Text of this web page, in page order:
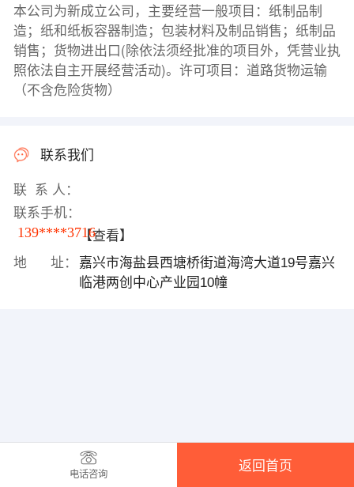
本公司为新成立公司，主要经营一般项目：纸制品制
造；纸和纸板容器制造；包装材料及制品销售；纸制品
销售；货物进出口(除依法须经批准的项目外，凭营业执
照依法自主开展经营活动)。许可项目：道路货物运输
（不含危险货物）
联系我们
联 系 人：
联系手机：
139****3716【查看】
地 址：
嘉兴市海盐县西塘桥街道海湾大道19号嘉兴
临港两创中心产业园10幢
电话咨询
返回首页